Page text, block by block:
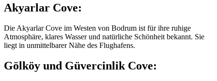
Akyarlar Cove:
Die Akyarlar Cove im Westen von Bodrum ist für ihre ruhige
Atmosphäre, klares Wasser und natürliche Schönheit bekannt. Sie
liegt in unmittelbarer Nähe des Flughafens.
Gölköy und Güvercinlik Cove: